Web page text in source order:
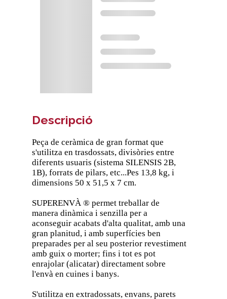
Descripció
Peça de ceràmica de gran format que
s'utilitza en trasdossats, divisòries entre
diferents usuaris (sistema SILENSIS 2B,
1B), forrats de pilars, etc...Pes 13,8 kg, i
dimensions 50 x 51,5 x 7 cm.
SUPERENVÀ ® permet treballar de
manera dinàmica i senzilla per a
aconseguir acabats d'alta qualitat, amb una
gran planitud, i amb superfícies ben
preparades per al seu posterior revestiment
amb guix o morter; fins i tot es pot
enrajolar (alicatar) directament sobre
l'envà en cuines i banys.
S'utilitza en extradossats, envans, parets